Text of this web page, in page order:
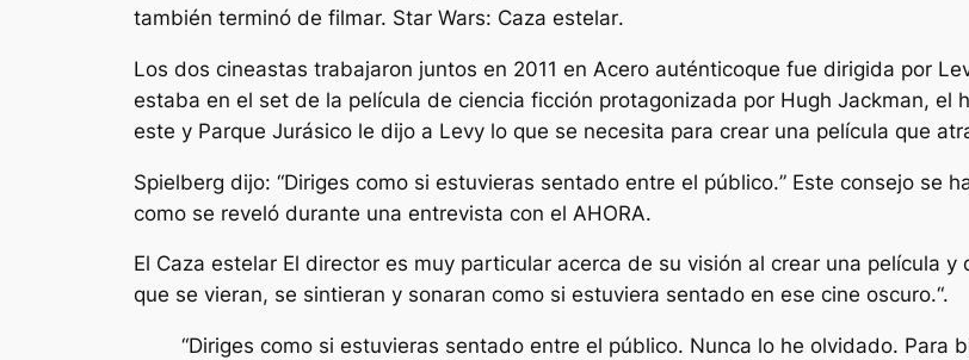
también terminó de filmar. Star Wars: Caza estelar.
Los dos cineastas trabajaron juntos en 2011 en Acero auténticoque fue dirigida por
estaba en el set de la película de ciencia ficción protagonizada por Hugh Jackman, el
este y Parque Jurásico le dijo a Levy lo que se necesita para crear una película que
Spielberg dijo: “Diriges como si estuvieras sentado entre el público.” Este consejo se
como se reveló durante una entrevista con el AHORA.
El Caza estelar El director es muy particular acerca de su visión al crear una película y
que se vieran, se sintieran y sonaran como si estuviera sentado en ese cine oscuro.“.
“Diriges como si estuvieras sentado entre el público. Nunca lo he olvidado. Para